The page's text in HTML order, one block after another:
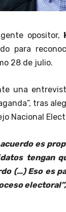
opositor,
para
28 de julio.
una
tras
Nacional
es
tengan
(…) Eso es
electoral”,